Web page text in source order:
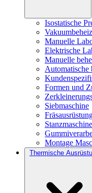
Isostatische
Manuelle
Elektrische
Manuelle
Automatische
Formen und
Siebmaschine
Montage
Thermische